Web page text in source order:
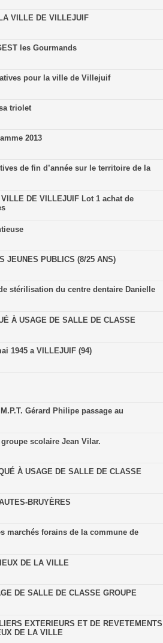
VILLE DE VILLEJUIF
les Gourmands
pour la ville de Villejuif
triolet
2013
de fin d’année sur le territoire de la
VILLE DE VILLEJUIF Lot 1 achat de
JEUNES PUBLICS (8/25 ANS)
stérilisation du centre dentaire Danielle
À USAGE DE SALLE DE CLASSE
1945 a VILLEJUIF (94)
Gérard Philipe passage au
scolaire Jean Vilar.
À USAGE DE SALLE DE CLASSE
BRUYÈRES
marchés forains de la commune de
DE LA VILLE
DE SALLE DE CLASSE GROUPE
EXTERIEURS ET DE REVETEMENTS
DE LA VILLE